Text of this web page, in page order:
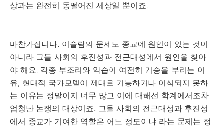
상과는 완전히 동떨어진 세상일 뿐이죠.
마찬가집니다. 이슬람의 문제도 종교에 원인이 있는 것이
아니라 그들 사회의 후진성과 전근대성에서 원인을 찾아
야 해요. 각종 부조리와 악습이 여전히 기승을 부리는 이
유, 현대적 국가모델이 제대로 기능하거나 이식되지 못하
는 이유는 정말이지 너무 많고 이에 대해선 학계에서조차
엄청난 논쟁의 대상이죠. 그들 사회의 전근대성과 후진성
에서 종교가 기여한 역할은 어느 정도이냐 라는 문제는 정